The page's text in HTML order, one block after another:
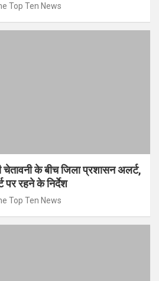
Top Ten News
चेतावनी के बीच जिला प्रशासन अलर्ट,
पर रहने के निर्देश
Top Ten News